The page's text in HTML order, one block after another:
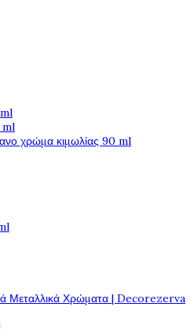
ml
χρώμα κιμωλίας 90 ml
Μεταλλικά Χρώματα | Decorezerva